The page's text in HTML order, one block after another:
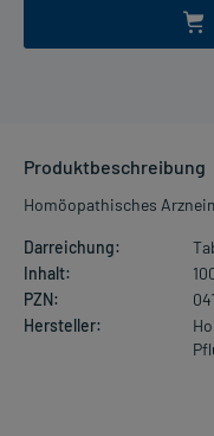
Produktbeschreibung
Homöopathisches
Darreichung:
Inhalt:
PZN:
Hersteller: